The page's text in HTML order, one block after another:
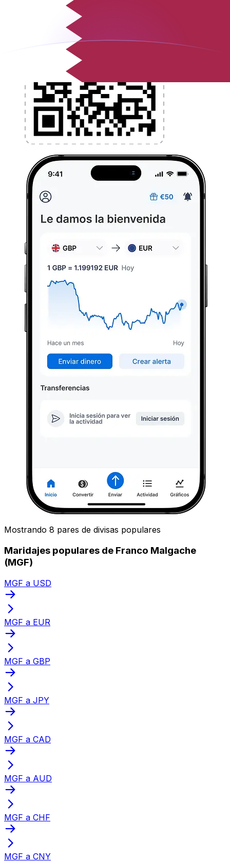
Mostrando 8 pares de divisas populares
Maridajes populares de Franco Malgache
(MGF)
MGF a USD
MGF a EUR
MGF a GBP
MGF a JPY
MGF a CAD
MGF a AUD
MGF a CHF
MGF a CNY